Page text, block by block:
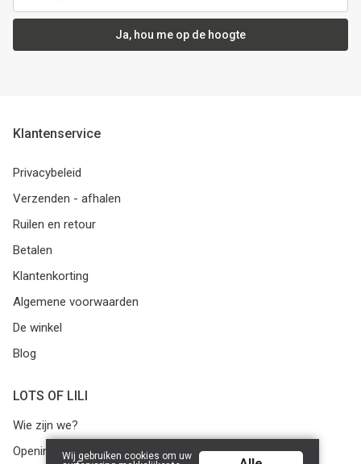
Ja, hou me op de hoogte
Klantenservice
Privacybeleid
Verzenden - afhalen
Ruilen en retour
Betalen
Klantenkorting
Algemene voorwaarden
De winkel
Blog
LOTS OF LILI
Wie zijn we?
OpeningsurenWij gebruiken cookies om uw